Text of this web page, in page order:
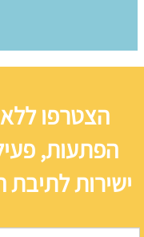
הצטרפו
הפתעות,
ישירות